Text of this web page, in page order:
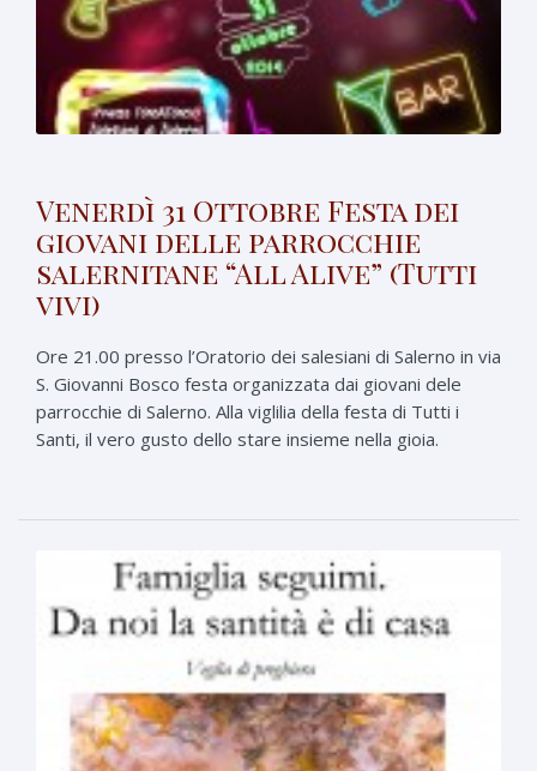
Venerdì 31 Ottobre Festa dei
giovani delle parrocchie
salernitane “All Alive” (Tutti
vivi)
Ore 21.00 presso l’Oratorio dei salesiani di Salerno in via
S. Giovanni Bosco festa organizzata dai giovani dele
parrocchie di Salerno. Alla viglilia della festa di Tutti i
Santi, il vero gusto dello stare insieme nella gioia.